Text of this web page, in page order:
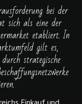
bei der
sich als eine der
etabliert. In
gilt es,
strategische